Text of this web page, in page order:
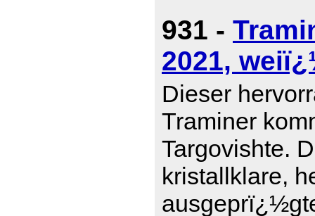
931 -
2021,
Dieser
Traminer
Targovishte.
kristallklare,